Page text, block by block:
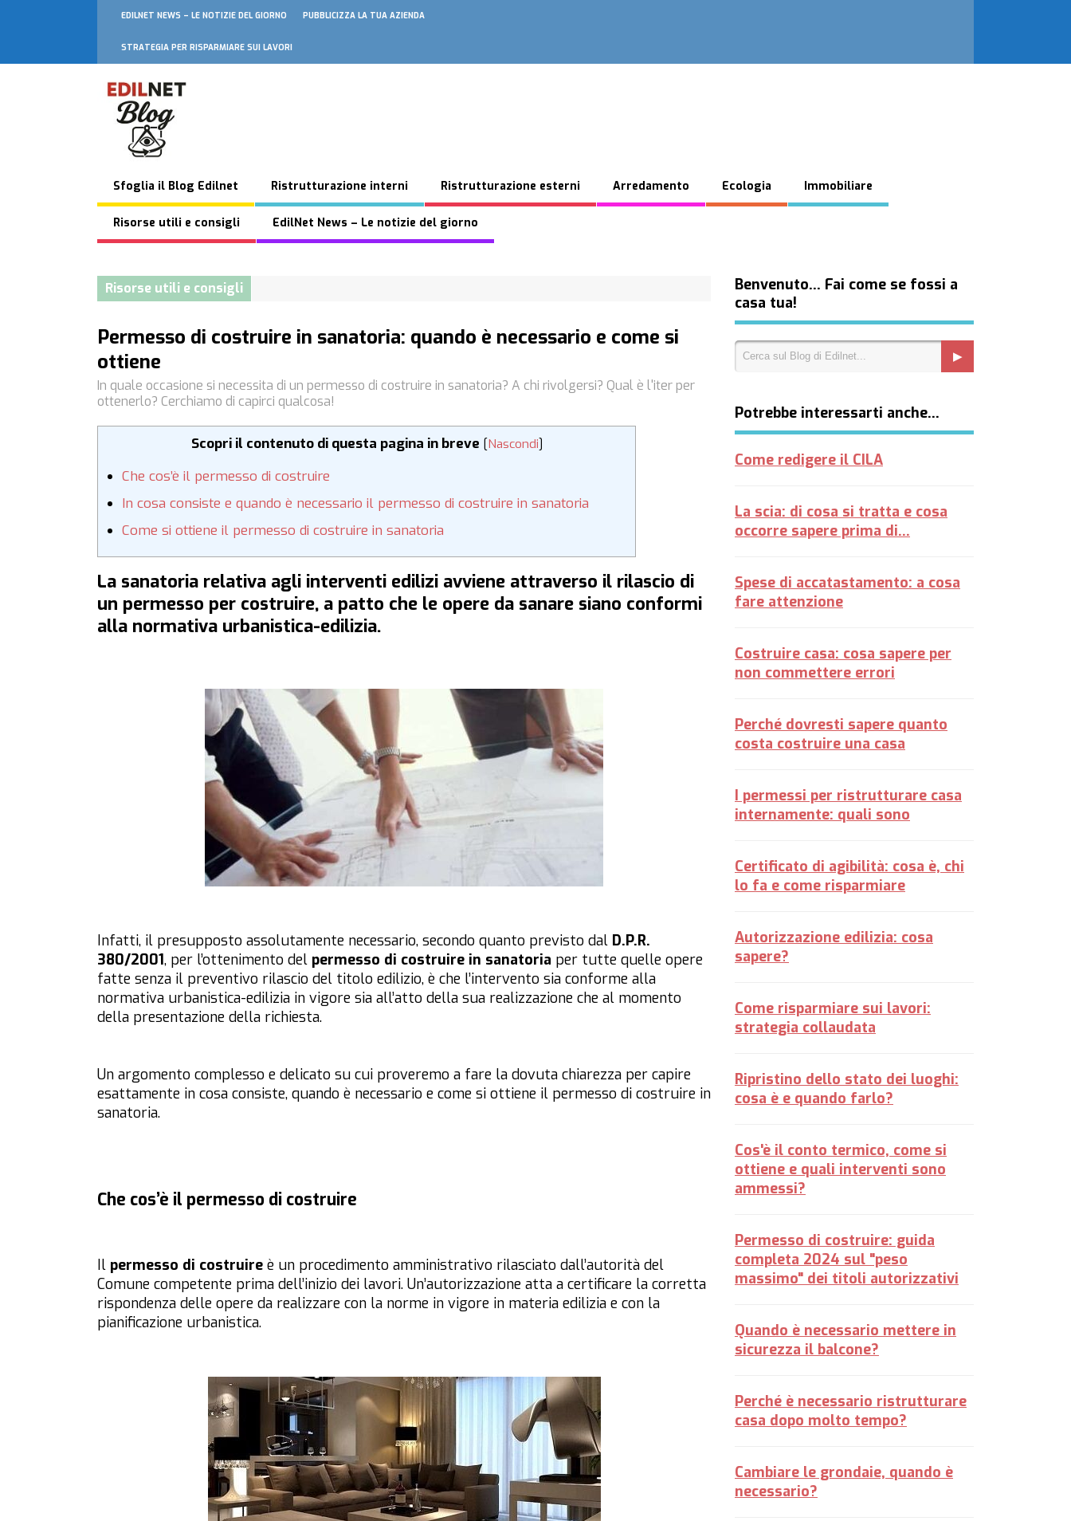
EDILNET NEWS – LE NOTIZIE DEL GIORNO PUBBLICIZZA LA TUA AZIENDA
STRATEGIA PER RISPARMIARE SUI LAVORI
Sfoglia il Blog Edilnet Ristrutturazione interni Ristrutturazione esterni Arredamento Ecologia Immobiliare
Risorse utili e consigli EdilNet News – Le notizie del giorno
Risorse utili e consigli
Permesso di costruire in sanatoria: quando è necessario e come si
ottiene
In quale occasione si necessita di un permesso di costruire in sanatoria? A chi rivolgersi? Qual è l'iter per
ottenerlo? Cerchiamo di capirci qualcosa!
Scopri il contenuto di questa pagina in breve [Nascondi]
Che cos’è il permesso di costruire
In cosa consiste e quando è necessario il permesso di costruire in sanatoria
Come si ottiene il permesso di costruire in sanatoria
La sanatoria relativa agli interventi edilizi avviene attraverso il rilascio di
un permesso per costruire, a patto che le opere da sanare siano conformi
alla normativa urbanistica-edilizia.
Infatti, il presupposto assolutamente necessario, secondo quanto previsto dal D.P.R.
380/2001, per l’ottenimento del permesso di costruire in sanatoria per tutte quelle opere
fatte senza il preventivo rilascio del titolo edilizio, è che l’intervento sia conforme alla
normativa urbanistica-edilizia in vigore sia all’atto della sua realizzazione che al momento
della presentazione della richiesta.
Un argomento complesso e delicato su cui proveremo a fare la dovuta chiarezza per capire
esattamente in cosa consiste, quando è necessario e come si ottiene il permesso di costruire in
sanatoria.
Che cos’è il permesso di costruire
Il permesso di costruire è un procedimento amministrativo rilasciato dall’autorità del
Comune competente prima dell’inizio dei lavori. Un’autorizzazione atta a certificare la corretta
rispondenza delle opere da realizzare con la norme in vigore in materia edilizia e con la
pianificazione urbanistica.
Benvenuto… Fai come se fossi a
casa tua!
Potrebbe interessarti anche…
Come redigere il CILA
La scia: di cosa si tratta e cosa
occorre sapere prima di...
Spese di accatastamento: a cosa
fare attenzione
Costruire casa: cosa sapere per
non commettere errori
Perché dovresti sapere quanto
costa costruire una casa
I permessi per ristrutturare casa
internamente: quali sono
Certificato di agibilità: cosa è, chi
lo fa e come risparmiare
Autorizzazione edilizia: cosa
sapere?
Come risparmiare sui lavori:
strategia collaudata
Ripristino dello stato dei luoghi:
cosa è e quando farlo?
Cos'è il conto termico, come si
ottiene e quali interventi sono
ammessi?
Permesso di costruire: guida
completa 2024 sul "peso
massimo" dei titoli autorizzativi
Quando è necessario mettere in
sicurezza il balcone?
Perché è necessario ristrutturare
casa dopo molto tempo?
Cambiare le grondaie, quando è
necessario?